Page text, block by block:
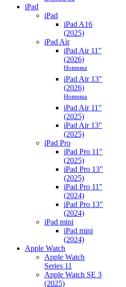
iPad
iPad
iPad A16
(2025)
iPad Air
iPad Air 11"
(2026)
Новинка
iPad Air 13"
(2026)
Новинка
iPad Air 11"
(2025)
iPad Air 13"
(2025)
iPad Pro
iPad Pro 11"
(2025)
iPad Pro 13"
(2025)
iPad Pro 11"
(2024)
iPad Pro 13"
(2024)
iPad mini
iPad mini
(2024)
Apple Watch
Apple Watch
Series 11
Apple Watch SE 3
(2025)